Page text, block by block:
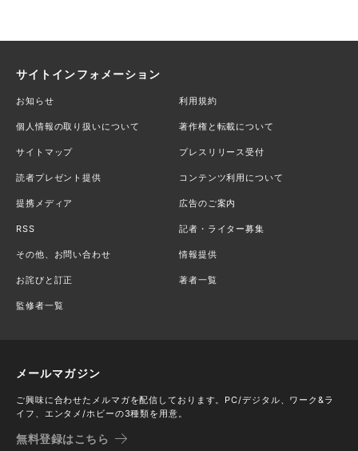
サイトインフォメーション
お知らせ 利用規約
個人情報の取り扱いについて 著作権と転載について
サイトマップ プレスリリース受付
読者プレゼント提供 コンテンツ利用について
提携メディア 広告のご案内
RSS 記者・ライター募集
その他、お問い合わせ 情報提供
お詫びと訂正 著者一覧
監修者一覧
メールマガジン
ご興味に合わせたメルマガを配信しております。PC/デジタル、ワーク&ラ
イフ、エンタメ/ホビーの3種類を用意。
無料登録はこちら